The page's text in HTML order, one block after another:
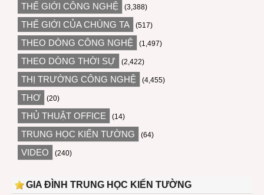
THẾ GIỚI CÔNG NGHỆ (3,388)
THẾ GIỚI CỦA CHÚNG TA (517)
THEO DÒNG CÔNG NGHỆ (1,497)
THEO DÒNG THỜI SỰ (2,422)
THỊ TRƯỜNG CÔNG NGHỆ (4,455)
THƠ (20)
THỦ THUẬT OFFICE (14)
TRUNG HỌC KIẾN TƯỜNG (64)
VIDEO (240)
GIA ĐÌNH TRUNG HỌC KIẾN TƯỜNG